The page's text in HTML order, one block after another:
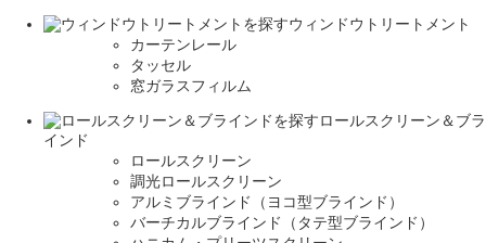
ウィンドウトリートメント
カーテンレール
タッセル
窓ガラスフィルム
ロールスクリーン＆ブラ
インド
ロールスクリーン
調光ロールスクリーン
アルミブラインド（ヨコ型ブラインド）
バーチカルブラインド（タテ型ブラインド）